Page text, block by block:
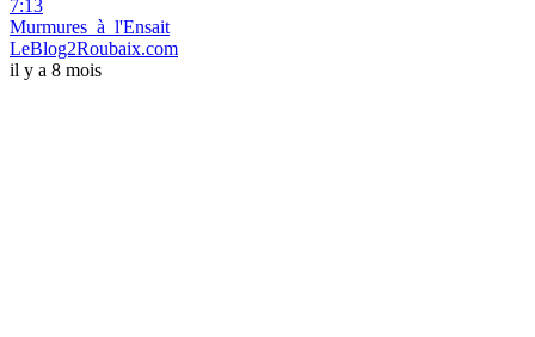
7:13
Murmures_à_l'Ensait
LeBlog2Roubaix.com
il y a 8 mois